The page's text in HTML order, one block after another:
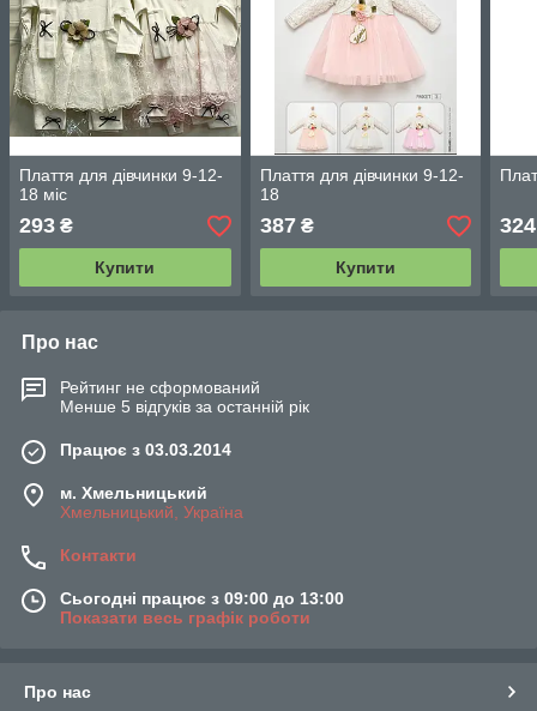
Плаття для дівчинки 9-12-
18 міс
293 ₴
Купити
Плаття для дівчинки 9-12-
18
387₴
Купити
324
Про нас
Рейтинг не сформований
Менше 5 відгуків за останній рік
Працює з 03.03.2014
м. Хмельницький
Хмельницький, Україна
Контакти
Сьогодні працює з 09:00 до 13:00
Показати весь графік роботи
Про нас